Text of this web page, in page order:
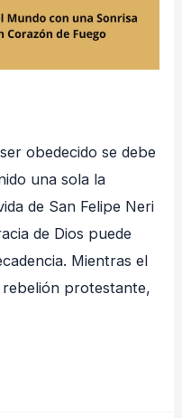
obedecido se debe
una sola la
de San Felipe Neri
de Dios puede
Mientras el
protestante,